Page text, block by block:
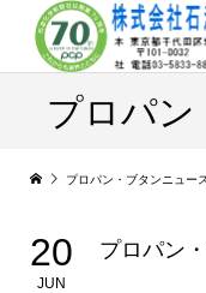
プロパ
プロパン・ブタンニュース
20
JUN
プロパ